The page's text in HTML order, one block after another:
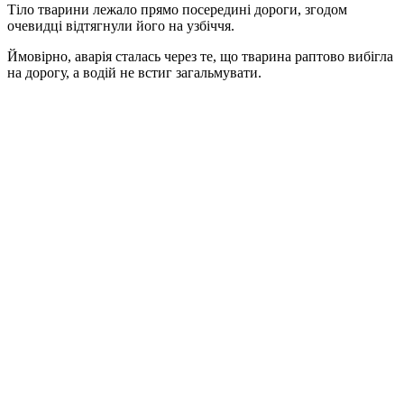
Тіло тварини лежало прямо посередині дороги, згодом
очевидці відтягнули його на узбіччя.
Ймовірно, аварія сталась через те, що тварина раптово вибігла
на дорогу, а водій не встиг загальмувати.